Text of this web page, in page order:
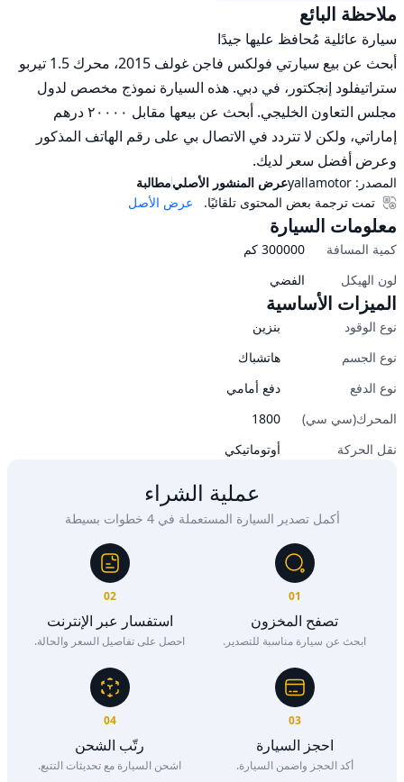
ملاحظة البائع
وعرض أفضل سعر لديك.
المصدر: yallamotorعرض المنشور الأصليمطالبة
عرض الأصل
تمت ترجمة بعض المحتوى تلقائيًا.
معلومات السيارة
كمية المسافة 300000 كم
لون الهيكل
الفضي
الميزات الأساسية
نوع الوقود
بنزين
نوع الجسم
هاتشباك
نوع الدفع
دفع أمامي
المحرك(سي سي)
1800
نقل الحركة
أوتوماتيكي
عملية الشراء
أكمل تصدير السيارة المستعملة في 4 خطوات بسيطة
01
تصفح المخزون
ابحث عن سيارة مناسبة للتصدير.
02
استفسار عبر الإنترنت
احصل على تفاصيل السعر والحالة.
03
احجز السيارة
أكد الحجز واضمن السيارة.
04
رتّب الشحن
اشحن السيارة مع تحديثات التتبع.